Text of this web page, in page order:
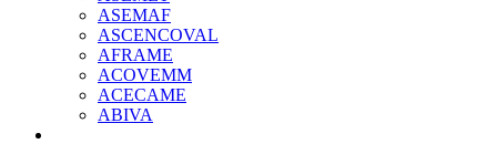
ASEMAF
ASCENCOVAL
AFRAME
ACOVEMM
ACECAME
ABIVA